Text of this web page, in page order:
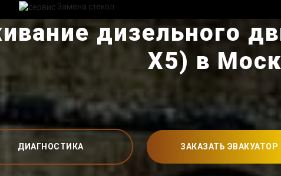
Замена стекол
дизельного
Х5) в
ДИАГНОСТИКА ЗАКАЗАТЬ ЭВАКУАТОР